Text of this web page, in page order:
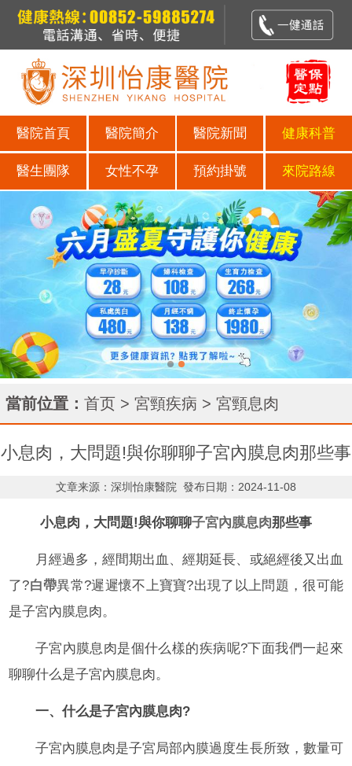
醫院首頁 醫院簡介 醫院新聞 健康科普
醫生團隊 女性不孕 預約掛號 來院路線
當前位置： 首页 > 宮頸疾病 > 宮頸息肉
小息肉，大問題!與你聊聊子宮內膜息肉那些事
文章来源：深圳怡康醫院 發布日期：2024-11-08
小息肉，大問題!與你聊聊子宮內膜息肉那些事
月經過多，經間期出血、經期延長、或絕經後又出血
了?白帶異常?遲遲懷不上寶寶?出現了以上問題，很可能
是子宮內膜息肉。
子宮內膜息肉是個什么樣的疾病呢?下面我們一起來
聊聊什么是子宮內膜息肉。
一、什么是子宮內膜息肉?
子宮內膜息肉是子宮局部內膜過度生長所致，數量可